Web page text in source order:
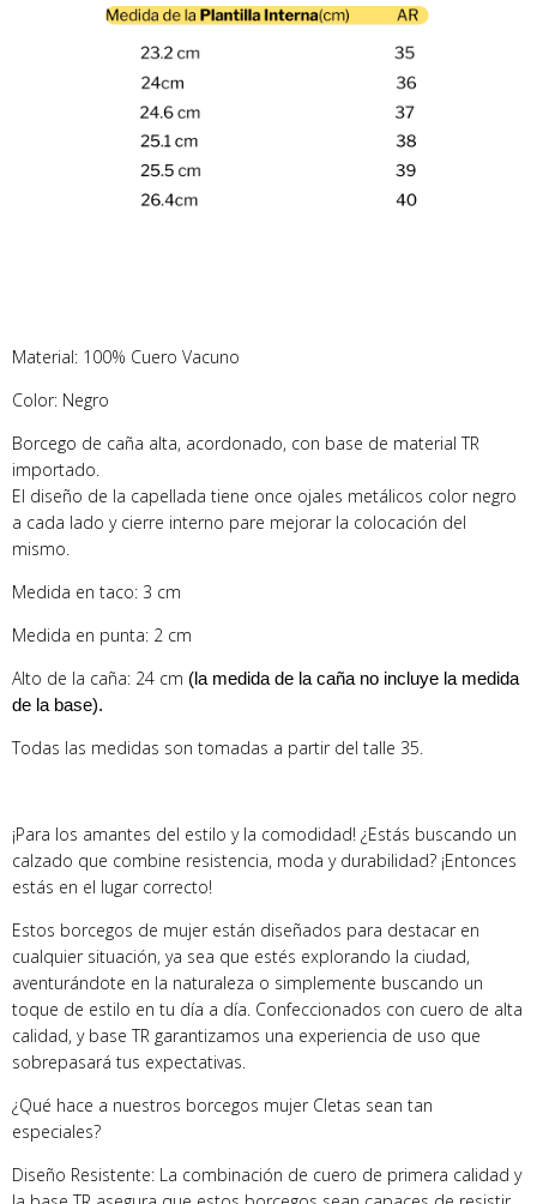
Material: 100% Cuero Vacuno
Color: Negro
Borcego de caña alta, acordonado, con base de material TR
importado.
El diseño de la capellada tiene once ojales metálicos color negro
a cada lado y cierre interno pare mejorar la colocación del
mismo.
Medida en taco: 3 cm
Medida en punta: 2 cm
Alto de la caña: 24 cm (la medida de la caña no incluye la medida
de la base).
Todas las medidas son tomadas a partir del talle 35.
¡Para los amantes del estilo y la comodidad! ¿Estás buscando un
calzado que combine resistencia, moda y durabilidad? ¡Entonces
estás en el lugar correcto!
Estos borcegos de mujer están diseñados para destacar en
cualquier situación, ya sea que estés explorando la ciudad,
aventurándote en la naturaleza o simplemente buscando un
toque de estilo en tu día a día. Confeccionados con cuero de alta
calidad, y base TR garantizamos una experiencia de uso que
sobrepasará tus expectativas.
¿Qué hace a nuestros borcegos mujer Cletas sean tan
especiales?
Diseño Resistente: La combinación de cuero de primera calidad y